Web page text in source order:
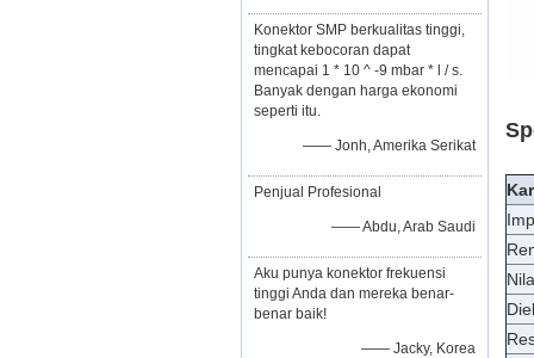
Konektor SMP berkualitas tinggi,
tingkat kebocoran dapat
mencapai 1 * 10 ^ -9 mbar * l / s.
Banyak dengan harga ekonomi
seperti itu.
—— Jonh, Amerika Serikat
Penjual Profesional
—— Abdu, Arab Saudi
Aku punya konektor frekuensi
tinggi Anda dan mereka benar-
benar baik!
—— Jacky, Korea